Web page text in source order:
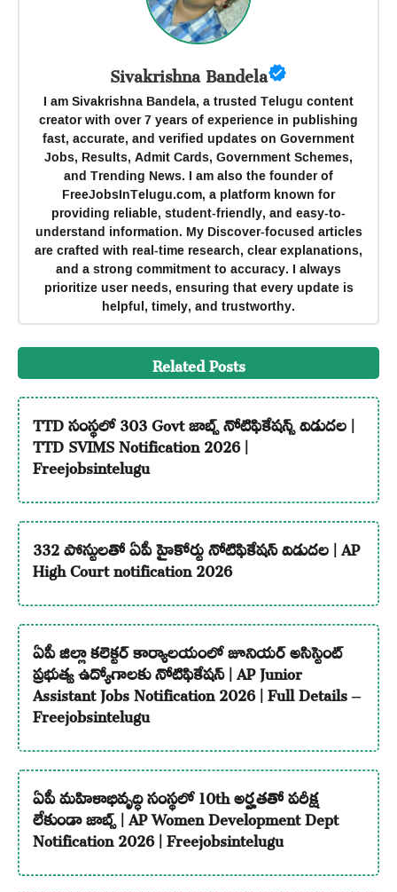
Sivakrishna Bandela
I am Sivakrishna Bandela, a trusted Telugu content
creator with over 7 years of experience in publishing
fast, accurate, and verified updates on Government
Jobs, Results, Admit Cards, Government Schemes,
and Trending News. I am also the founder of
FreeJobsInTelugu.com, a platform known for
providing reliable, student-friendly, and easy-to-
understand information. My Discover-focused articles
are crafted with real-time research, clear explanations,
and a strong commitment to accuracy. I always
prioritize user needs, ensuring that every update is
helpful, timely, and trustworthy.
Related Posts
TTD సంస్థలో 303 Govt జాబ్స్ నోటిఫికేషన్స్ విడుదల |
TTD SVIMS Notification 2026 |
Freejobsintelugu
332 పోస్టులతో ఏపీ హైకోర్టు నోటిఫికేషన్ విడుదల | AP
High Court notification 2026
ఏపీ జిల్లా కలెక్టర్ కార్యాలయంలో జూనియర్ అసిస్టెంట్
ప్రభుత్వ ఉద్యోగాలకు నోటిఫికేషన్ | AP Junior
Assistant Jobs Notification 2026 | Full Details –
Freejobsintelugu
ఏపీ మహిళాభివృద్ధి సంస్థలో 10th అర్హతతో పరీక్ష
లేకుండా జాబ్స్ | AP Women Development Dept
Notification 2026 | Freejobsintelugu